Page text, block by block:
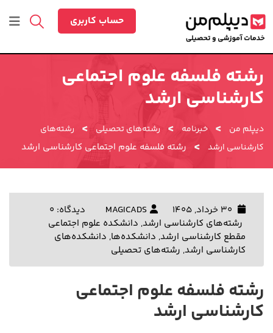
به
محتوا
حساب کاربری
رشته فلسفه علوم اجتماعی
کارشناسی ارشد
دیپلم من > خبرنامه > رشته‌های تحصیلی >
رشته‌های
کارشناسی ارشد > رشته فلسفه علوم اجتماعی کارشناسی ارشد
MAGICADS
دیدگاه: 0
رشته‌های کارشناسی ارشد, دانشکده علوم اجتماعی
مقطع کارشناسی ارشد, دانشکده‌ها, دانشکده‌های
کارشناسی ارشد, رشته‌های تحصیلی
رشته فلسفه علوم اجتماعی
کارشناسی ارشد